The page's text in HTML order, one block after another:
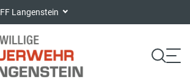
FF Langenstein